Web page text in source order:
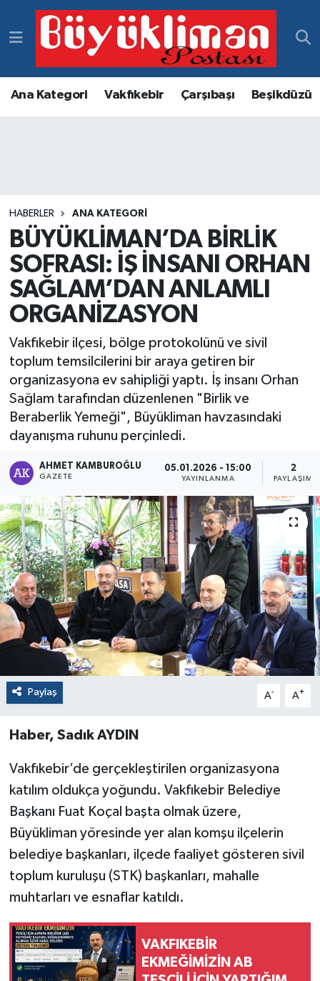
Ana Kategori Vakfıkebir Çarşıbaşı Beşikdüzü
HABERLER ANA KATEGORI
BÜYÜKLİMAN’DA BİRLİK
SOFRASI: İŞ İNSANI ORHAN
SAĞLAM’DAN ANLAMLI
ORGANİZASYON
Vakfıkebir ilçesi, bölge protokolünü ve sivil
toplum temsilcilerini bir araya getiren bir
organizasyona ev sahipliği yaptı. İş insanı Orhan
Sağlam tarafından düzenlenen "Birlik ve
Beraberlik Yemeği", Büyükliman havzasındaki
dayanışma ruhunu perçinledi.
AHMET KAMBUROĞLU
GAZETE
05.01.2026 - 15:00
YAYINLANMA
2
PAYLAŞIM
Paylaş A- A+
Haber, Sadık AYDIN
Vakfıkebir’de gerçekleştirilen organizasyona
katılım oldukça yoğundu. Vakfıkebir Belediye
Başkanı Fuat Koçal başta olmak üzere,
Büyükliman yöresinde yer alan komşu ilçelerin
belediye başkanları, ilçede faaliyet gösteren sivil
toplum kuruluşu (STK) başkanları, mahalle
muhtarları ve esnaflar katıldı.
VAKFIKEBİR
EKMEĞİMİZİN AB
Vakfıkebir Hava Durumu
Vakfıkebir Trafik Yoğunluk Haritası
Haber Arşivi